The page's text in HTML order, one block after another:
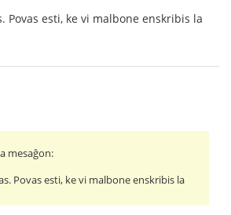
Povas esti, ke vi malbone enskribis la
mesaĝon:
Povas esti, ke vi malbone enskribis la